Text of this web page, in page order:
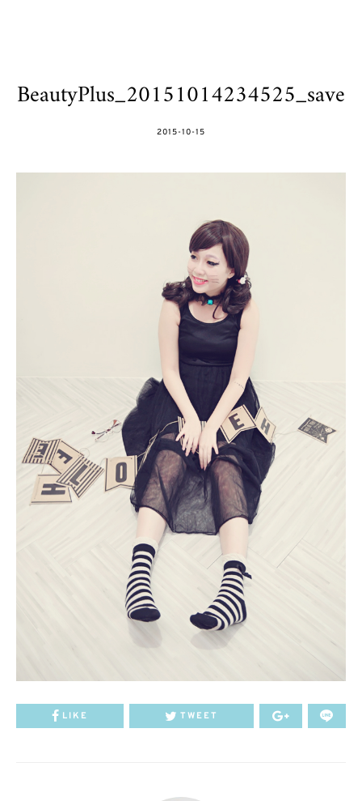
BeautyPlus_20151014234525_save
POSTED
2015-10-15
LIKE TWEET